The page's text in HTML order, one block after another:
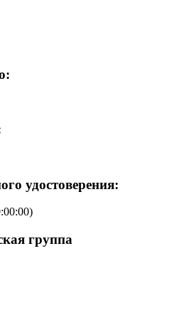
удостоверения:
группа